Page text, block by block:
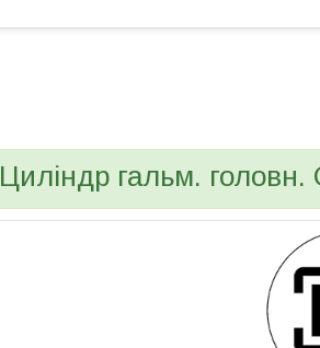
Циліндр гальм.